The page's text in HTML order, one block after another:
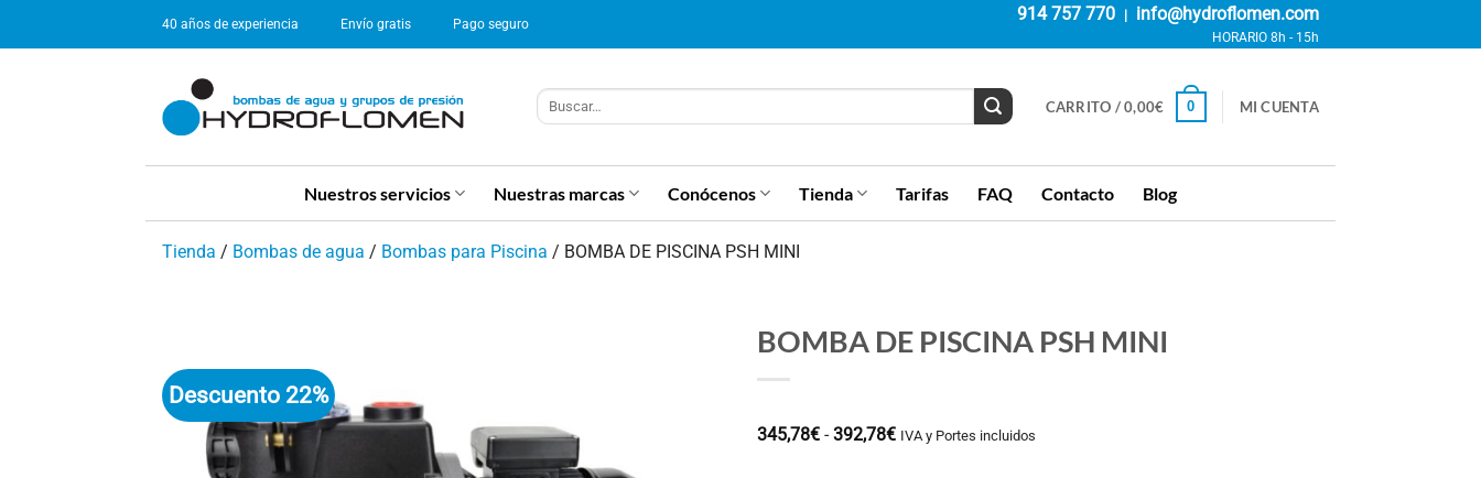
40 años de experiencia Envío gratis Pago seguro 914 757 770 info@hydroflomen.com
HORARIO 8h - 15h
CARRITO /0,00€ 0 MI CUENTA
Nuestros servicios Nuestras marcas Conócenos Tienda Tarifas FAQ Contacto Blog
Tienda / Bombas de agua / Bombas para Piscina / BOMBA DE PISCINA PSH MINI
Descuento 22%
BOMBA DE PISCINA PSH MINI
345,78€ - 392,78€Rango
IVA y Portes incluidos